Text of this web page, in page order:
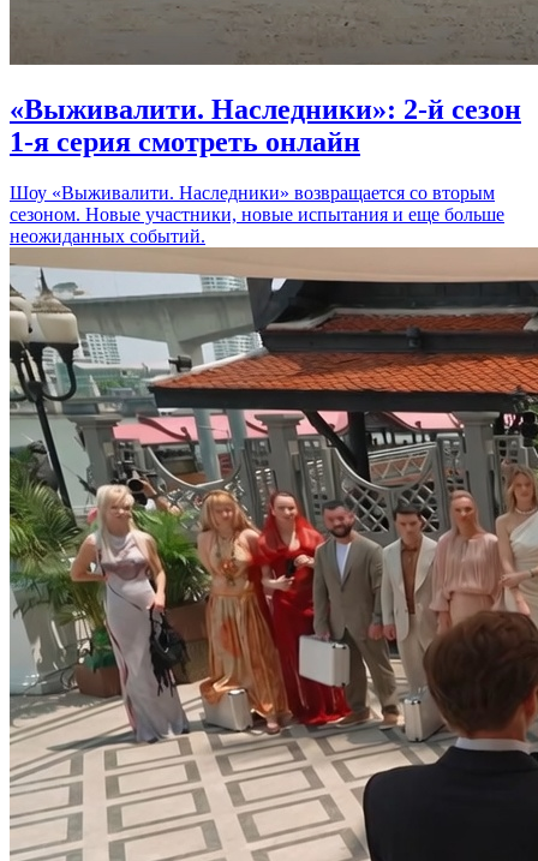
«Выживалити. Наследники»: 2-й сезон
1-я серия смотреть онлайн
Шоу «Выживалити. Наследники» возвращается со вторым
сезоном. Новые участники, новые испытания и еще больше
неожиданных событий.